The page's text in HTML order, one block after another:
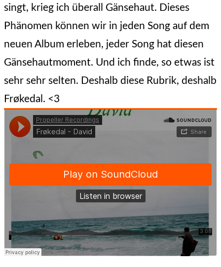
singt, krieg ich überall Gänsehaut. Dieses
Phänomen können wir in jeden Song auf dem
neuen Album erleben, jeder Song hat diesen
Gänsehautmoment. Und ich finde, so etwas ist
sehr sehr selten. Deshalb diese Rubrik, deshalb
Frøkedal. <3